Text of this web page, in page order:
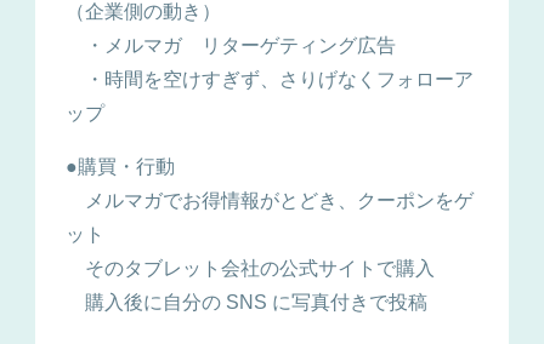
（企業側の動き）
・メルマガ リターゲティング広告
・時間を空けすぎず、さりげなくフォローア
ップ
●購買・行動
メルマガでお得情報がとどき、クーポンをゲ
ット
そのタブレット会社の公式サイトで購入
購入後に自分の SNS に写真付きで投稿